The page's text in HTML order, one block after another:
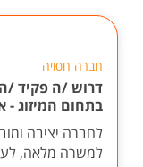
חברה חסויה
דרוש /ה פקיד /
בתחום המיזוג -
לחברה יציבה
למשרה מלאה,